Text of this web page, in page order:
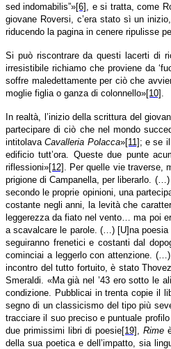
sed indomabilis”»[6] , e si tratta, come
giovane Roversi, c’era stato sì un
riducendo la pagina in cenere ripulisse
Si può riscontrare da questi lacerti di
irresistibile richiamo che proviene da
soffre maledettamente per ciò che
moglie figlia o ganza di colonnello»[10]
In realtà, l’inizio della scrittura del
partecipare di ciò che nel mondo
intitolavaCavalleria Polacca»[11] ; e se
edificio tutt’ora. Queste due punte
riflessioni»[12]
. Per quelle vie
prigione di Campanella, per liberarlo.
secondo le proprie opinioni, una
costante negli anni, la levità che
leggerezza da fiato nel vento… ma poi
a scavalcare le parole. (…) [U]na
seguiranno frenetici e costanti dal
cominciai a leggerlo con attenzione.
incontro del tutto fortuito, è stato
Smeraldi. «Ma già nel ’43 ero sotto le
condizione. Pubblicai in trenta copie il
segno di un classicismo del tipo più
tracciare il suo preciso e puntuale
due primissimi libri di poesie[19] Rimeè
della sua poetica e dell’impatto, sia